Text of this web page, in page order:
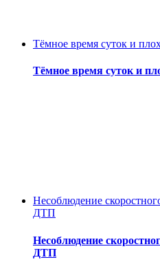
Тёмное время суток и
Тёмное время суток и
Несоблюдение
ДТП
Несоблюдение
ДТП